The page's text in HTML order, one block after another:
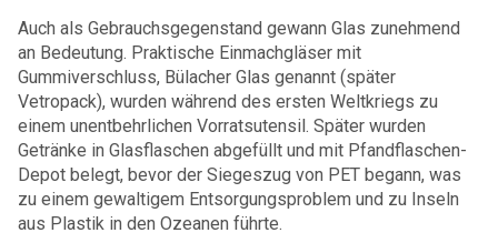
Auch als Gebrauchsgegenstand gewann Glas zunehmend
an Bedeutung. Praktische Einmachgläser mit
Gummiverschluss, Bülacher Glas genannt (später
Vetropack), wurden während des ersten Weltkriegs zu
einem unentbehrlichen Vorratsutensil. Später wurden
Getränke in Glasflaschen abgefüllt und mit Pfandflaschen-
Depot belegt, bevor der Siegeszug von PET begann, was
zu einem gewaltigem Entsorgungsproblem und zu Inseln
aus Plastik in den Ozeanen führte.